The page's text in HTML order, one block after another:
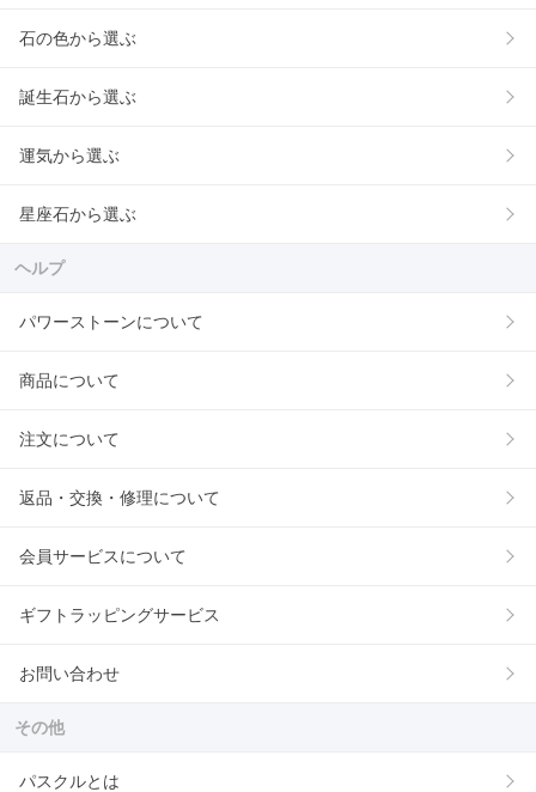
石の色から選ぶ
誕生石から選ぶ
運気から選ぶ
星座石から選ぶ
ヘルプ
パワーストーンについて
商品について
注文について
返品・交換・修理について
会員サービスについて
ギフトラッピングサービス
お問い合わせ
その他
パスクルとは